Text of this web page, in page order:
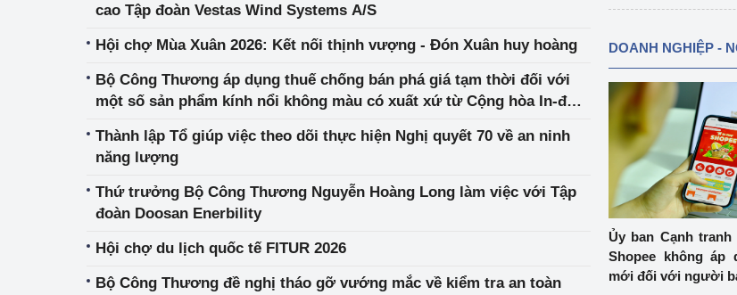
cao Tập đoàn Vestas Wind Systems A/S
Hội chợ Mùa Xuân 2026: Kết nối thịnh vượng - Đón Xuân huy hoàng
Bộ Công Thương áp dụng thuế chống bán phá giá tạm thời đối với
một số sản phẩm kính nổi không màu có xuất xứ từ Cộng hòa In-đô-
Thành lập Tổ giúp việc theo dõi thực hiện Nghị quyết 70 về an ninh
năng lượng
Thứ trưởng Bộ Công Thương Nguyễn Hoàng Long làm việc với Tập
đoàn Doosan Enerbility
Hội chợ du lịch quốc tế FITUR 2026
Bộ Công Thương đề nghị tháo gỡ vướng mắc về kiểm tra an toàn
DOANH NGHIỆP -
Ủy ban Cạnh
Shopee không áp
mới đối với người